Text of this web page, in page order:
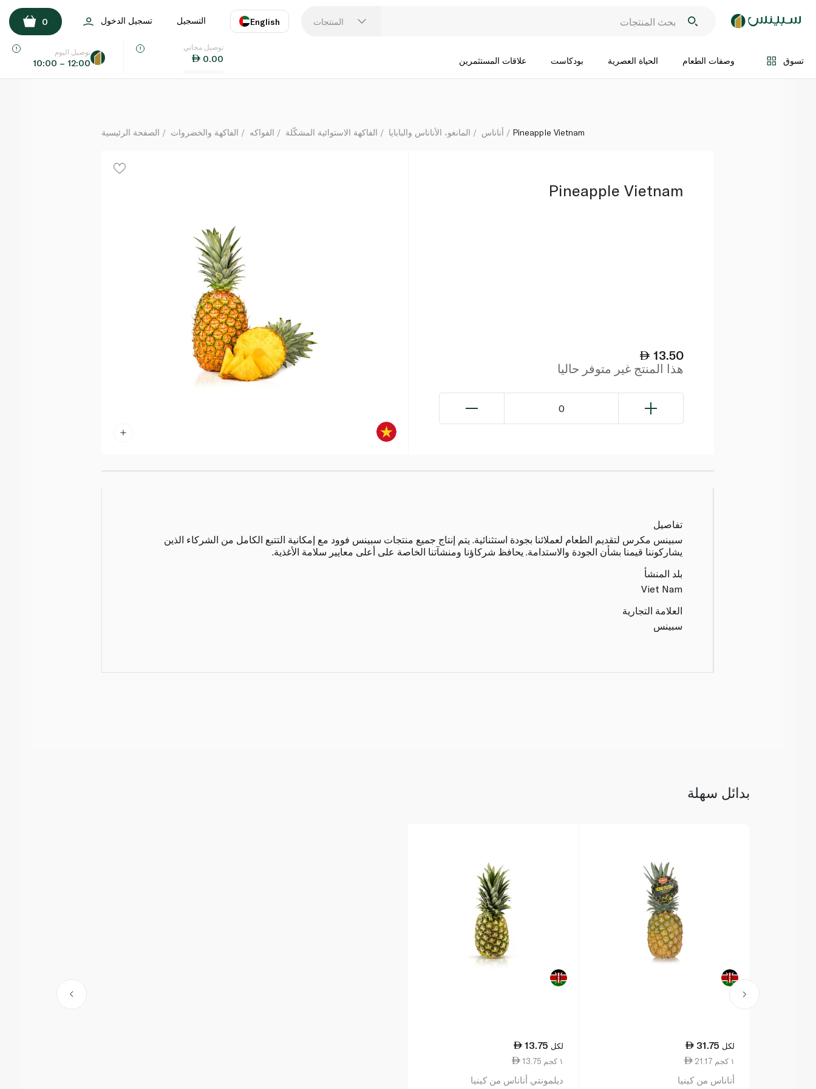
المنتجات English
اللغة
التسجيل تسجيل الدخول 0
تسوق وصفات الطعام الحياة العصرية بودكاست علاقات المستثمرين
توصيل مجاني
0.00
توصيل اليوم
10:00 – 12:00
كيلوغرام
اضف الى السلة
الصفحة الرئيسية الفاكهة والخضروات الفواكه الفاكهة الاستوائية المشكّلة المانغو، الأناناس والبابايا أناناس Pineapple Vietnam
Pineapple Vietnam
13.50
هذا المنتج غير متوفر حاليا
0
تفاصيل
سبينس مكرس لتقديم الطعام لعملائنا بجودة استثنائية. يتم إنتاج جميع منتجات سبينس فوود مع إمكانية التتبع الكامل من الشركاء الذين
يشاركوننا قيمنا بشأن الجودة والاستدامة. يحافظ شركاؤنا ومنشآتنا الخاصة على أعلى معايير سلامة الأغذية.
بلد المنشأ
Viet Nam
العلامة التجارية
سبينس
بدائل سهلة
31.75 لكل
21.17 ١ كجم
أناناس من كينيا
13.75 لكل
13.75 ١ كجم
ديلمونتي أناناس من كينيا